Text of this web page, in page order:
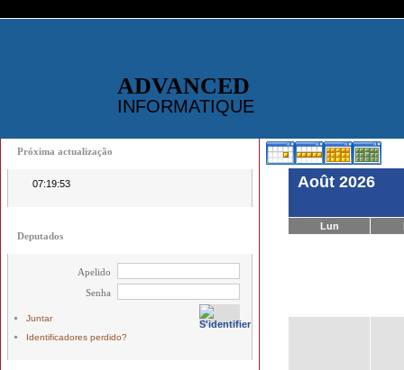
ADVANCED
INFORMATIQUE
Próxima actualização
07:19:53
Deputados
Apelido
Senha
Juntar
Identificadores perdido?
Août 2026
Lun